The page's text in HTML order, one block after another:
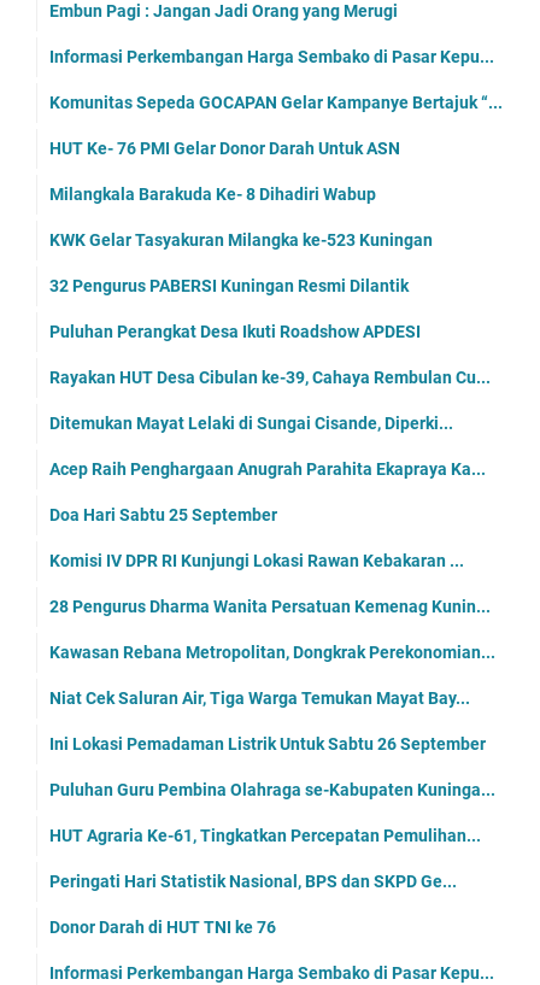
Embun Pagi : Jangan Jadi Orang yang Merugi
Informasi Perkembangan Harga Sembako di Pasar Kepu...
Komunitas Sepeda GOCAPAN Gelar Kampanye Bertajuk “...
HUT Ke- 76 PMI Gelar Donor Darah Untuk ASN
Milangkala Barakuda Ke- 8 Dihadiri Wabup
KWK Gelar Tasyakuran Milangka ke-523 Kuningan
32 Pengurus PABERSI Kuningan Resmi Dilantik
Puluhan Perangkat Desa Ikuti Roadshow APDESI
Rayakan HUT Desa Cibulan ke-39, Cahaya Rembulan Cu...
Ditemukan Mayat Lelaki di Sungai Cisande, Diperki...
Acep Raih Penghargaan Anugrah Parahita Ekapraya Ka...
Doa Hari Sabtu 25 September
Komisi IV DPR RI Kunjungi Lokasi Rawan Kebakaran ...
28 Pengurus Dharma Wanita Persatuan Kemenag Kunin...
Kawasan Rebana Metropolitan, Dongkrak Perekonomian...
Niat Cek Saluran Air, Tiga Warga Temukan Mayat Bay...
Ini Lokasi Pemadaman Listrik Untuk Sabtu 26 September
Puluhan Guru Pembina Olahraga se-Kabupaten Kuninga...
HUT Agraria Ke-61, Tingkatkan Percepatan Pemulihan...
Peringati Hari Statistik Nasional, BPS dan SKPD Ge...
Donor Darah di HUT TNI ke 76
Informasi Perkembangan Harga Sembako di Pasar Kepu...